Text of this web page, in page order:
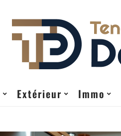
Extérieur Immo